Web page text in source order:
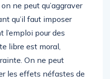
ne peut qu’aggraver
qu’il faut imposer
l’emploi pour des
libre est moral,
On ne peut
les effets néfastes de